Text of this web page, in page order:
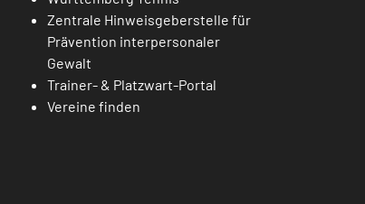
Zentrale Hinweisgeberstelle für
Prävention interpersonaler
Gewalt
Trainer- & Platzwart-Portal
Vereine finden